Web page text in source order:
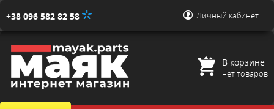
+38 096 582 82 58 Личный кабинет
В корзине
нет товаров